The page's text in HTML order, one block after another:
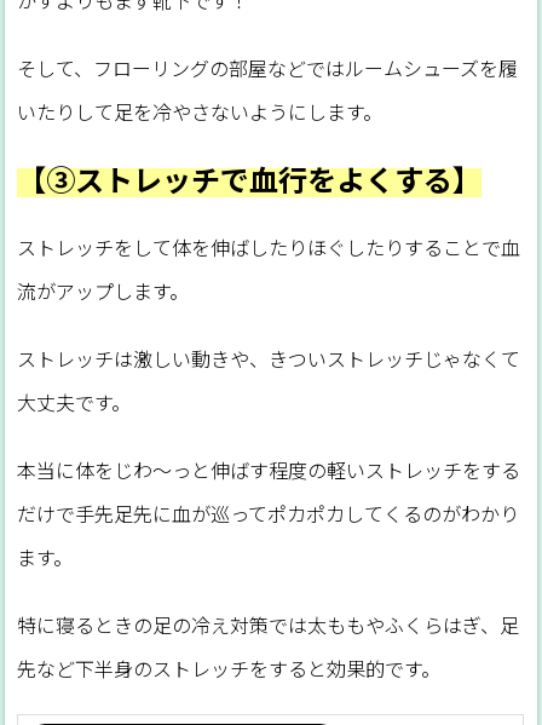
そして、フローリングの部屋などではルームシューズを履
いたりして足を冷やさないようにします。
【③ストレッチで血行をよくする】
ストレッチをして体を伸ばしたりほぐしたりすることで血
流がアップします。
ストレッチは激しい動きや、きついストレッチじゃなくて
大丈夫です。
本当に体をじわ～っと伸ばす程度の軽いストレッチをする
だけで手先足先に血が巡ってポカポカしてくるのがわかり
ます。
特に寝るときの足の冷え対策では太ももやふくらはぎ、足
先など下半身のストレッチをすると効果的です。